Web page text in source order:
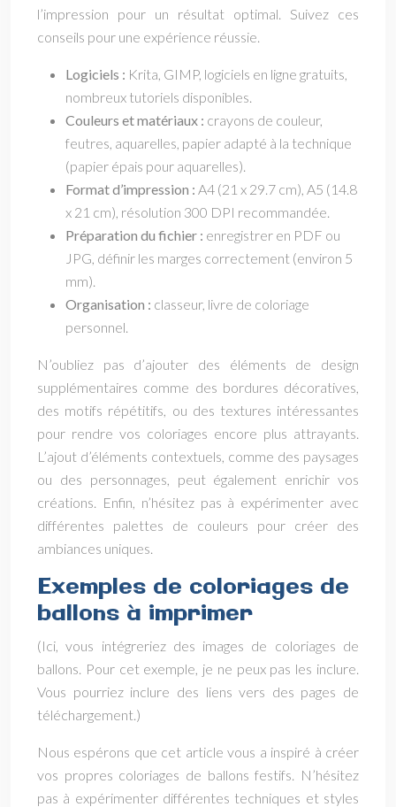
l’impression pour un résultat optimal. Suivez ces
conseils pour une expérience réussie.
Logiciels : Krita, GIMP, logiciels en ligne gratuits,
nombreux tutoriels disponibles.
Couleurs et matériaux : crayons de couleur,
feutres, aquarelles, papier adapté à la technique
(papier épais pour aquarelles).
Format d’impression : A4 (21 x 29.7 cm), A5 (14.8
x 21 cm), résolution 300 DPI recommandée.
Préparation du fichier : enregistrer en PDF ou
JPG, définir les marges correctement (environ 5
mm).
Organisation : classeur, livre de coloriage
personnel.
N’oubliez pas d’ajouter des éléments de design
supplémentaires comme des bordures décoratives,
des motifs répétitifs, ou des textures intéressantes
pour rendre vos coloriages encore plus attrayants.
L’ajout d’éléments contextuels, comme des paysages
ou des personnages, peut également enrichir vos
créations. Enfin, n’hésitez pas à expérimenter avec
différentes palettes de couleurs pour créer des
ambiances uniques.
Exemples de coloriages de
ballons à imprimer
(Ici, vous intégreriez des images de coloriages de
ballons. Pour cet exemple, je ne peux pas les inclure.
Vous pourriez inclure des liens vers des pages de
téléchargement.)
Nous espérons que cet article vous a inspiré à créer
vos propres coloriages de ballons festifs. N’hésitez
pas à expérimenter différentes techniques et styles